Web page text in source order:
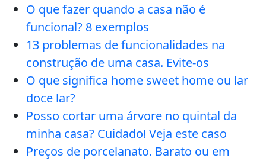
O que fazer quando a casa não é
funcional? 8 exemplos
13 problemas de funcionalidades na
construção de uma casa. Evite-os
O que significa home sweet home ou lar
doce lar?
Posso cortar uma árvore no quintal da
minha casa? Cuidado! Veja este caso
Preços de porcelanato. Barato ou em